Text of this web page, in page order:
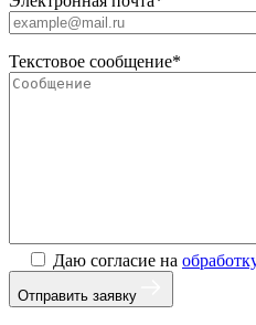
Текстовое сообщение*
Даю согласие на
Отправить заявку